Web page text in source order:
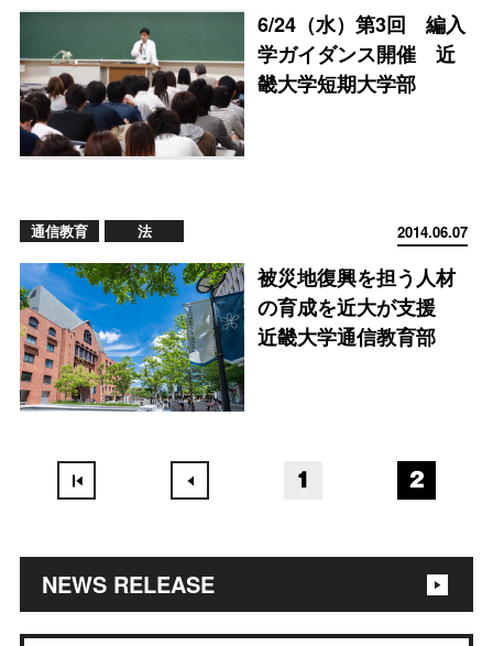
NEWS RELEASE
6/24（水）第3回 編入
学ガイダンス開催 近
畿大学短期大学部
通信教育 法 2014.06.07
被災地復興を担う人材
の育成を近大が支援
近畿大学通信教育部
1 2